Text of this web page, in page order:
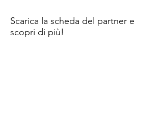
Scarica la scheda del partner e
scopri di più!